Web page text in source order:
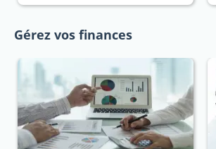
Gérez vos finances